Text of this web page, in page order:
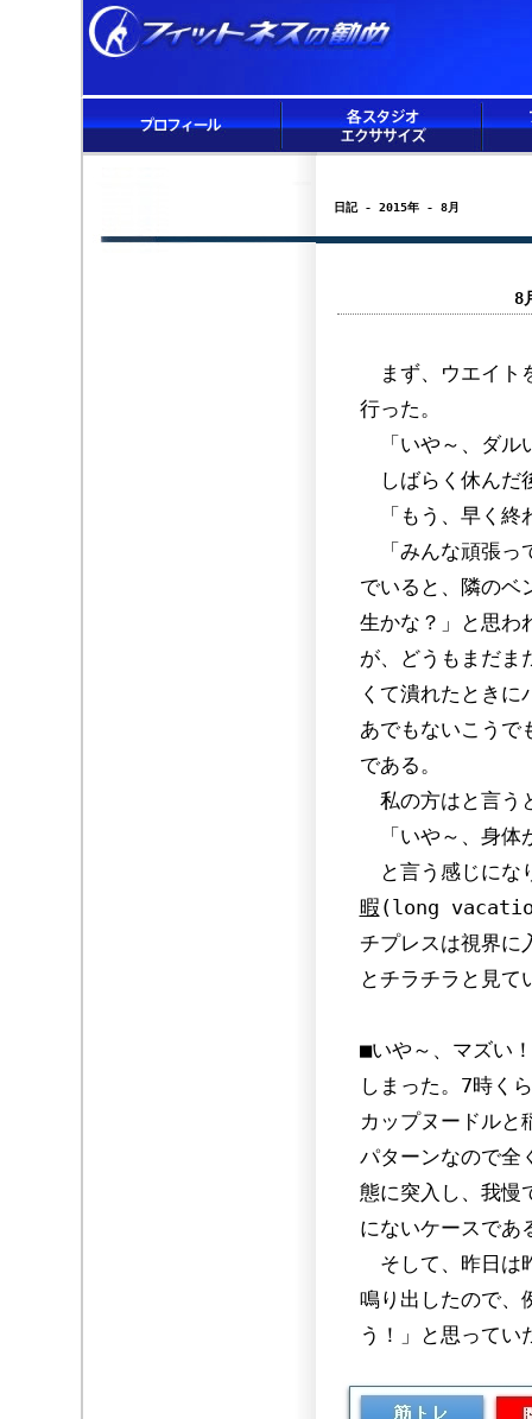
日記 - 2015年 - 8月
8
まず、ウエイト
行った。
「いや～、ダル
しばらく休んだ
「もう、早く終
「みんな頑張っ
でいると、隣のベ
生かな？」と思わ
が、どうもまだま
くて潰れたとき
あでもないこうで
である。
私の方はと言う
「いや～、身体
と言う感じにな
暇 (long
チプレスは視界に
とチラチラと見て
■いや～、マズい
しまった。7時く
カップヌードルと
パターンなので全
態に突入し、我慢
にないケースであ
そして、昨日は
鳴り出したので、
う！」と思ってい